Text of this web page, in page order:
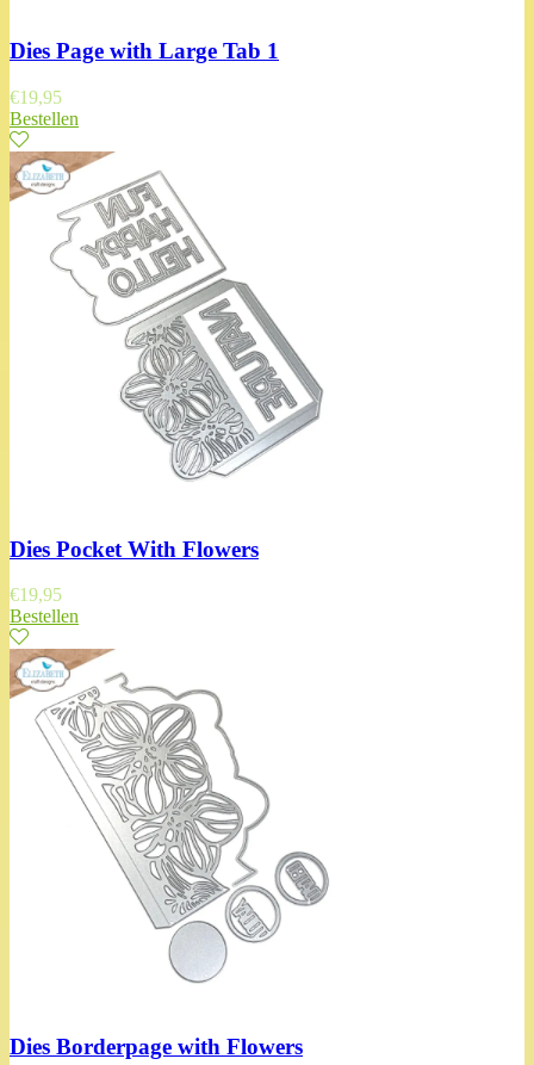
Dies Page with Large Tab 1
€19,95
Bestellen
Dies Pocket With Flowers
€19,95
Bestellen
Dies Borderpage with Flowers